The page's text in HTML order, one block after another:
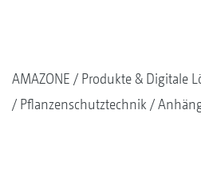
AMAZONE
Produkte & Digitale
Pflanzenschutztechnik